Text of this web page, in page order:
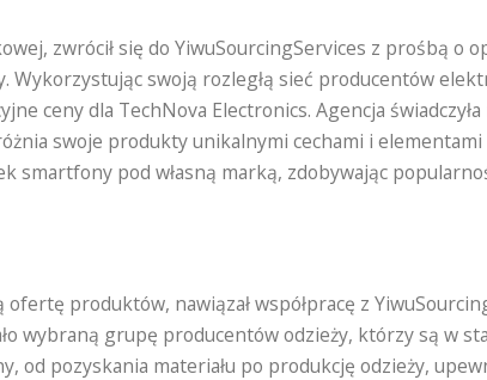
zwrócił się do YiwuSourcingServices z prośbą o
swoją rozległą sieć producentów
ceny dla TechNova Electronics. Agencja świadczyła
swoje produkty unikalnymi cechami i
smartfony pod własną marką, zdobywając
produktów, nawiązał współpracę z
wybraną grupę producentów odzieży, którzy są w
od pozyskania materiału po produkcję odzieży,